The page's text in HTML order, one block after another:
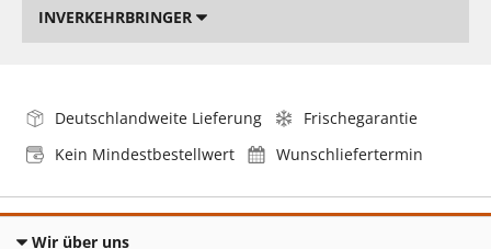
INVERKEHRBRINGER
Deutschlandweite Lieferung
Frischegarantie
Kein Mindestbestellwert
Wunschliefertermin
Wir über uns